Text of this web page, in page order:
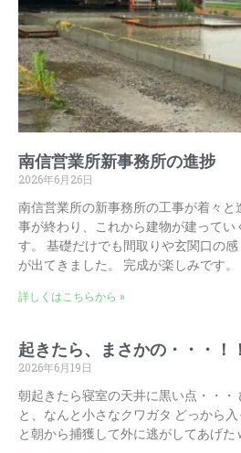
南信営業所新事務所の進捗
2026年6月26日
南信営業所の新事務所の工事が着々と
事が終わり、これから建物が建ってい
す。 基礎だけでも間取りや玄関口の
が出てきました。 完成が楽しみです
詳しくはこちらから »
起きたら、まさかの・・・！！
2026年6月19日
朝起きたら寝室の天井に黒い点・・・
と、なんと小さなクワガタ どっから
と朝から捕獲して外に逃がしてあげ